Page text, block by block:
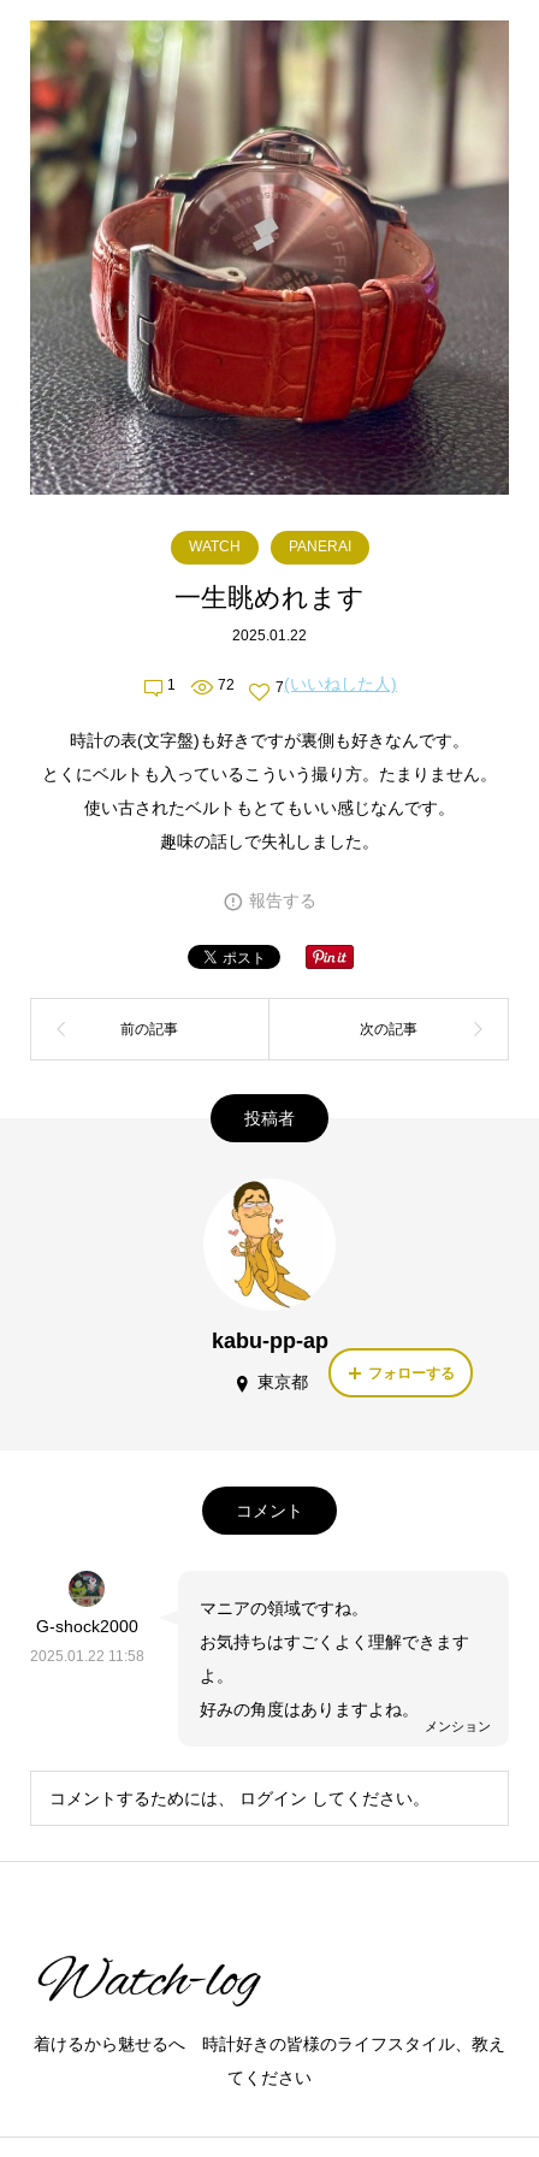
WATCH PANERAI
一生眺めれます
2025.01.22
1 72 7(いいねした人)
時計の表(文字盤)も好きですが裏側も好きなんです。
とくにベルトも入っているこういう撮り方。たまりません。
使い古されたベルトもとてもいい感じなんです。
趣味の話しで失礼しました。
報告する
投稿者
kabu-pp-ap
東京都 フォローする
コメント
G-shock2000
2025.01.22 11:58
メンション
マニアの領域ですね。
お気持ちはすごくよく理解できます
よ。
好みの角度はありますよね。
コメントするためには、 ログイン してください。
着けるから魅せるへ 時計好きの皆様のライフスタイル、教え
てください